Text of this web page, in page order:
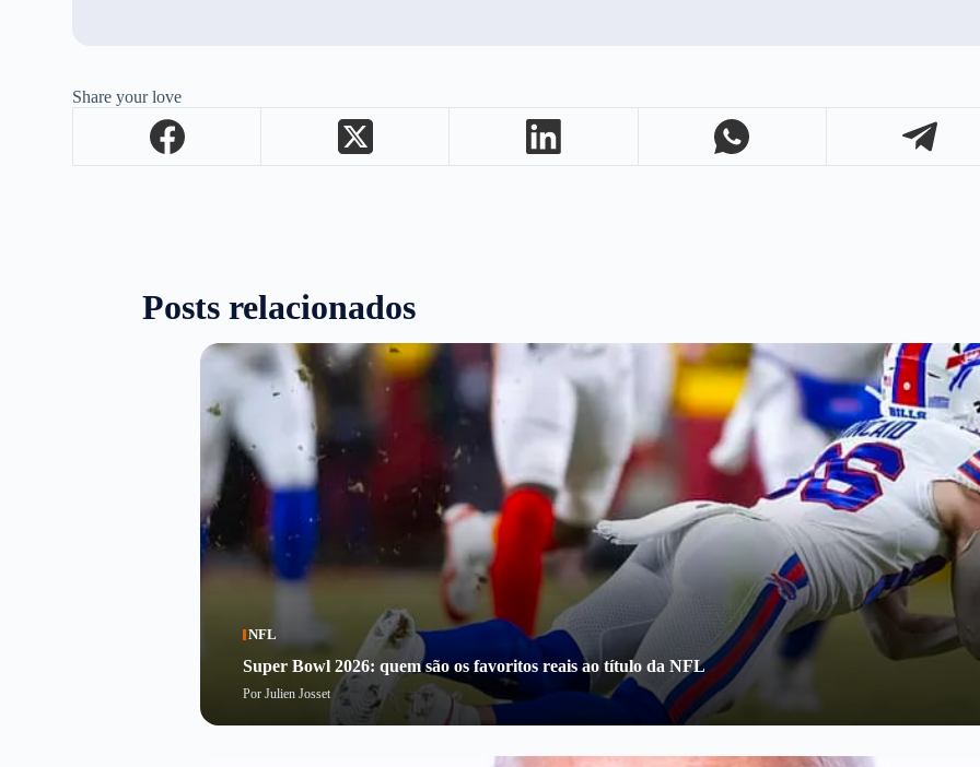
Share your love
Posts relacionados
NFL
Super Bowl 2026: quem são os favoritos reais ao título da NFL
PorJulien Josset